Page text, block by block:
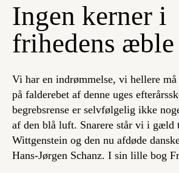
Ingen kerner i
frihedens æble
Vi har en indrømmelse, vi hellere
på falderebet af denne uges
begrebsrense er selvfølgelig ikke
af den blå luft. Snarere står vi i gæld
Wittgenstein og den nu afdøde
Hans-Jørgen Schanz. I sin lille bog